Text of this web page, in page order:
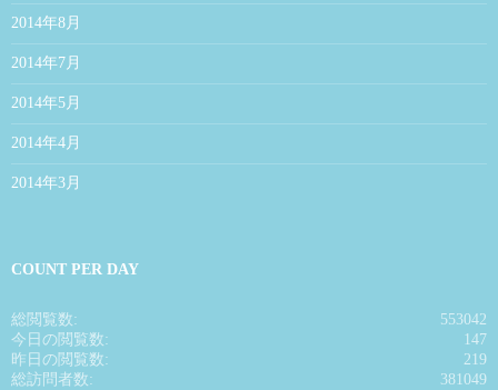
2014年8月
2014年7月
2014年5月
2014年4月
2014年3月
COUNT PER DAY
553042
総閲覧数:
147
今日の閲覧数:
219
昨日の閲覧数:
381049
総訪問者数: